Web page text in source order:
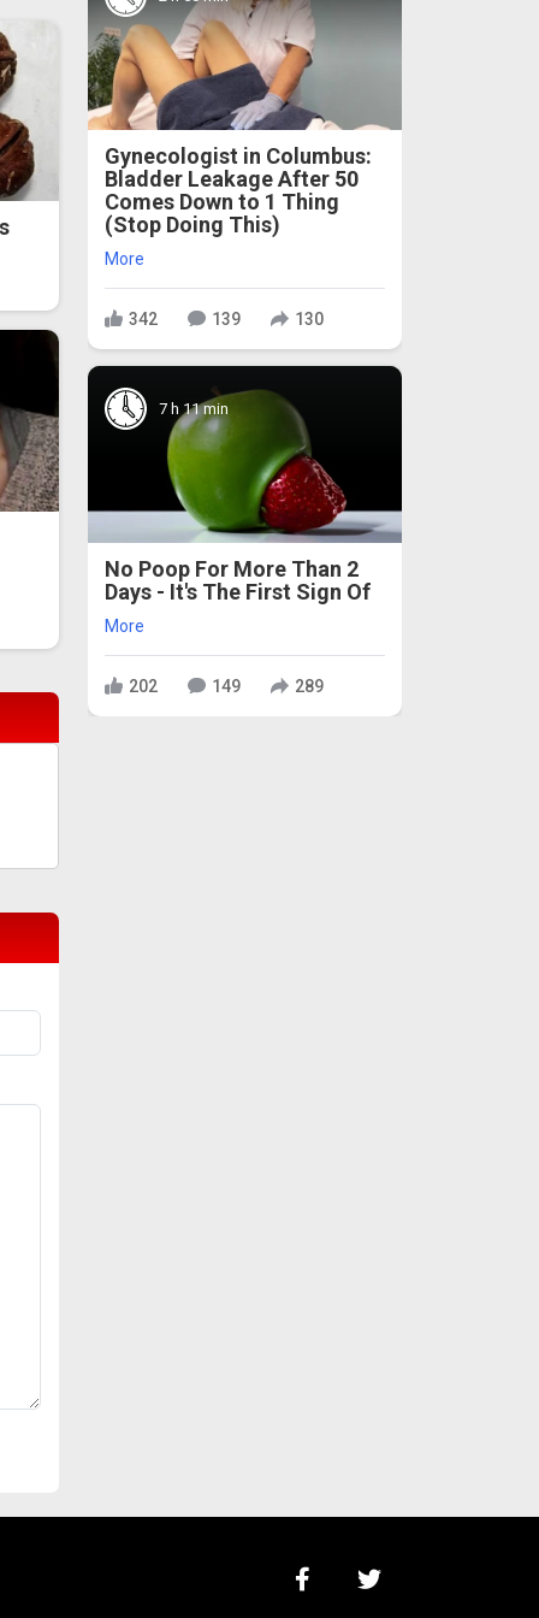
Gynecologist in Columbus:
Bladder Leakage After 50
Comes Down to 1 Thing
(Stop Doing This)
More
342 139 130
7 h 11 min
No Poop For More Than 2
Days - It's The First Sign Of
More
202 149 289